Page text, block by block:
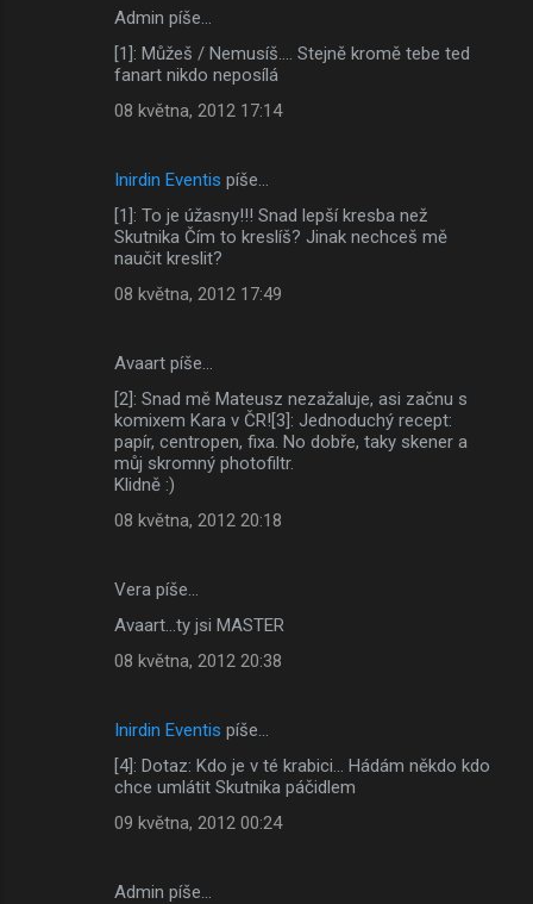
Admin píše…
[1]: Můžeš / Nemusíš.... Stejně kromě tebe ted
fanart nikdo neposílá
08 května, 2012 17:14
Inirdin Eventis píše…
[1]: To je úžasny!!! Snad lepší kresba než
Skutnika Čím to kreslíš? Jinak nechceš mě
naučit kreslit?
08 května, 2012 17:49
Avaart píše…
[2]: Snad mě Mateusz nezažaluje, asi začnu s
komixem Kara v ČR![3]: Jednoduchý recept:
papír, centropen, fixa. No dobře, taky skener a
můj skromný photofiltr.
Klidně :)
08 května, 2012 20:18
Vera píše…
Avaart...ty jsi MASTER
08 května, 2012 20:38
Inirdin Eventis píše…
[4]: Dotaz: Kdo je v té krabici... Hádám někdo kdo
chce umlátit Skutnika páčidlem
09 května, 2012 00:24
Admin píše…